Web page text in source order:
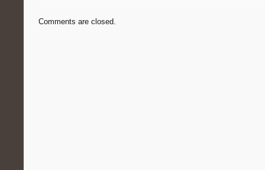
Comments are closed.